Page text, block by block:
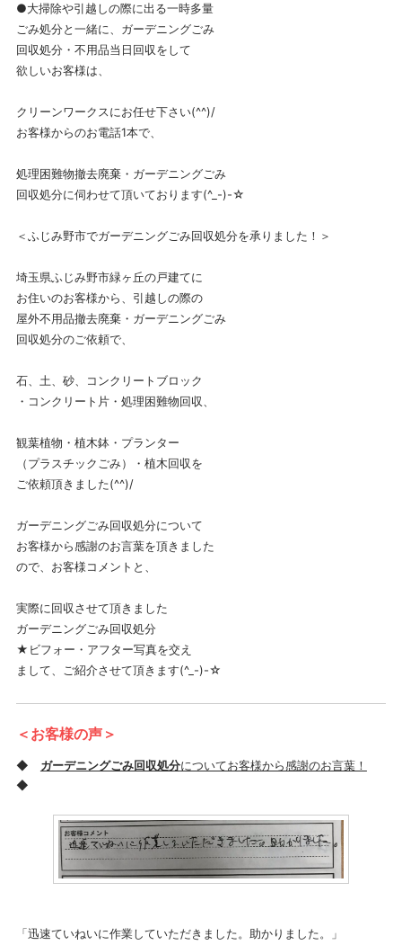
●大掃除や引越しの際に出る一時多量
ごみ処分と一緒に、ガーデニングごみ
回収処分・不用品当日回収をして
欲しいお客様は、
クリーンワークスにお任せ下さい(^^)/
お客様からのお電話1本で、
処理困難物撤去廃棄・ガーデニングごみ
回収処分に伺わせて頂いております(^_-)-☆
＜ふじみ野市でガーデニングごみ回収処分を承りました！＞
埼玉県ふじみ野市緑ヶ丘の戸建てに
お住いのお客様から、引越しの際の
屋外不用品撤去廃棄・ガーデニングごみ
回収処分のご依頼で、
石、土、砂、コンクリートブロック
・コンクリート片・処理困難物回収、
観葉植物・植木鉢・プランター
（プラスチックごみ）・植木回収を
ご依頼頂きました(^^)/
ガーデニングごみ回収処分について
お客様から感謝のお言葉を頂きました
ので、お客様コメントと、
実際に回収させて頂きました
ガーデニングごみ回収処分
★ビフォー・アフター写真を交え
まして、ご紹介させて頂きます(^_-)-☆
＜お客様の声＞
◆ ガーデニングごみ回収処分についてお客様から感謝のお言葉！
◆
「迅速ていねいに作業していただきました。助かりました。」